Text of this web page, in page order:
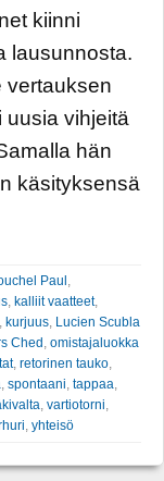
kiinni
lausunnosta.
vertauksen
uusia vihjeitä
hän
käsityksensä
Paul
kalliit vaatteet,
kurjuus Lucien Scubla
Ched omistajaluokka
, retorinen tauko
spontaani tappaa
vartiotorni
yhteisö